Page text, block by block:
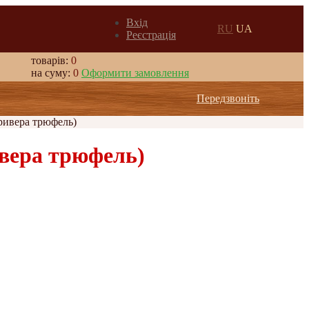
Вхід
Реєстрація
RU UA
товарів: 0
на суму: 0 Оформити замовлення
Передзвоніть
трюфель)
трюфель)